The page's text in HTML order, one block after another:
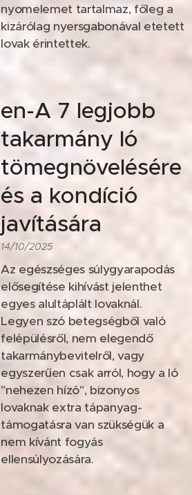
nyomelemet tartalmaz, főleg a
kizárólag nyersgabonával etetett
lovak érintettek.
en-A 7 legjobb
takarmány ló
tömegnövelésére
és a kondíció
javítására
14/10/2025
Az egészséges súlygyarapodás
elősegítése kihívást jelenthet
egyes alultáplált lovaknál.
Legyen szó betegségből való
felépülésről, nem elegendő
takarmánybevitelről, vagy
egyszerűen csak arról, hogy a ló
"nehezen hízó", bizonyos
lovaknak extra tápanyag-
támogatásra van szükségük a
nem kívánt fogyás
ellensúlyozására.